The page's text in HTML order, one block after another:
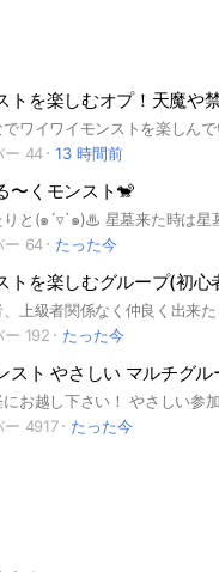
ー 44
13 時間前
〜くモンスト🐒
ー 64
たった今
ー 192
たった今
ー 4917
たった今